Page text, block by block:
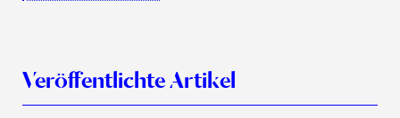
Veröffentlichte Artikel